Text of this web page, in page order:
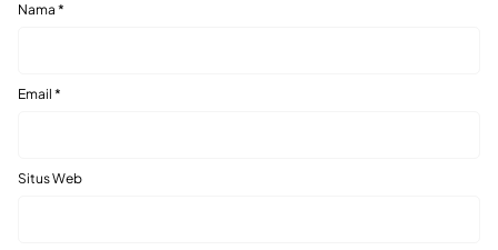
Nama *
Email *
Situs Web